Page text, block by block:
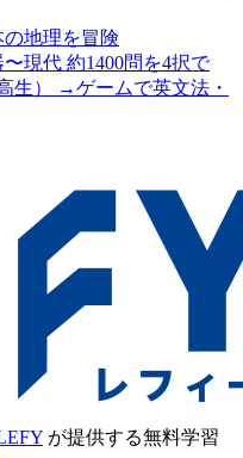
地理を冒険
〜現代 約1400問を4択で
生）
→ゲームで英文法・
が提供する無料学習